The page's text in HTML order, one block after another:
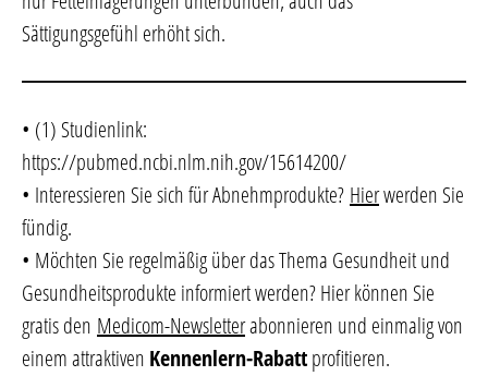
Sättigungsgefühl erhöht sich.
• (1) Studienlink:
https://pubmed.ncbi.nlm.nih.gov/15614200/
• Interessieren Sie sich für Abnehmprodukte? Hierwerden Sie
fündig.
• Möchten Sie regelmäßig über das Thema Gesundheit und
Gesundheitsprodukte informiert werden? Hier können Sie
gratis den Medicom-Newsletterabonnieren und einmalig von
einem attraktiven Kennenlern-Rabattprofitieren.